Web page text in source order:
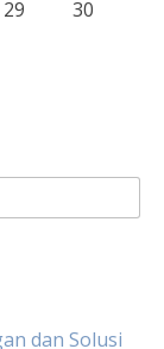
29
30
dan Solusi